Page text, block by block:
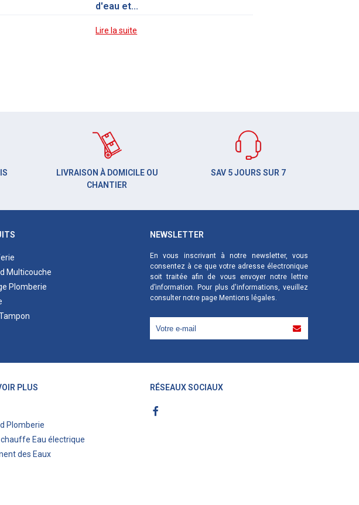
d'eau et...
Lire la suite
LIVRAISON À DOMICILE OU
CHANTIER
SAV 5 JOURS SUR 7
Multicouche
Plomberie
NEWSLETTER
En vous inscrivant à notre newsletter, vous
consentez à ce que votre adresse électronique
soit traitée afin de vous envoyer notre lettre
d’information. Pour plus d'informations, veuillez
consulter notre page Mentions légales.
PLUS
Plomberie
chauffe Eau électrique
des Eaux
RÉSEAUX SOCIAUX